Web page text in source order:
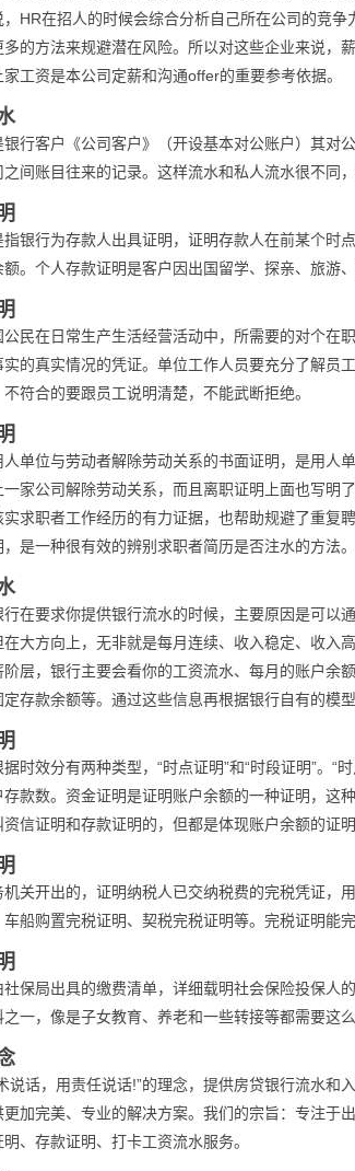
HR在招人的时候会综合分析自己所在公司的竞
多的方法来规避潜在风险。所以对这些企业来说，
工资是本公司定薪和沟通offer的重要参考依据。
银行客户《公司客户》（开设基本对公账户）其对
间账目往来的记录。这样流水和私人流水很不同
银行为存款人出具证明，证明存款人在前某个时
。个人存款证明是客户因出国留学、探亲、旅游
民在日常生产生活经营活动中，所需要的对个在
实的真实情况的凭证。单位工作人员要充分了解
符合的要跟员工说明清楚，不能武断拒绝。
人单位与劳动者解除劳动关系的书面证明，是用人
家公司解除劳动关系，而且离职证明上面也写明
求职者工作经历的有力证据，也帮助规避了重复
是一种很有效的辨别求职者简历是否注水的方法。
行在要求你提供银行流水的时候，主要原因是可以
在大方向上，无非就是每月连续、收入稳定、收入
阶层，银行主要会看你的工资流水、每月的账户
存款余额等。通过这些信息再根据银行自有的模
时效分有两种类型，“时点证明”和“时段证明”。“
存款数。资金证明是证明账户余额的一种证明，这
信证明和存款证明的，但都是体现账户余额的证明
关开出的，证明纳税人已交纳税费的完税凭证，
船购置完税证明、契税完税证明等。完税证明能
保局出具的缴费清单，详细载明社会保险投保人
一，像是子女教育、养老和一些转接等都需要这么
说话，用责任说话!”的理念，提供房贷银行流水
加完美、专业的解决方案。我们的宗旨：专注于
、存款证明、打卡工资流水服务。